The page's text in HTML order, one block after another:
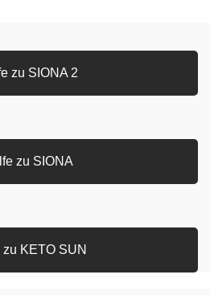
zu SIONA 2
zu SIONA
zu KETO SUN